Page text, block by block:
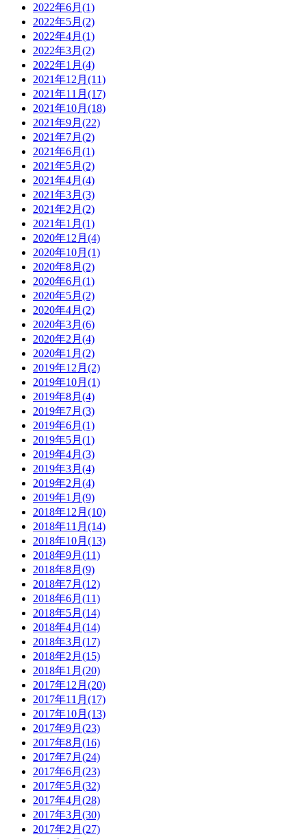
2022年6月(1)
2022年5月(2)
2022年4月(1)
2022年3月(2)
2022年1月(4)
2021年12月(11)
2021年11月(17)
2021年10月(18)
2021年9月(22)
2021年7月(2)
2021年6月(1)
2021年5月(2)
2021年4月(4)
2021年3月(3)
2021年2月(2)
2021年1月(1)
2020年12月(4)
2020年10月(1)
2020年8月(2)
2020年6月(1)
2020年5月(2)
2020年4月(2)
2020年3月(6)
2020年2月(4)
2020年1月(2)
2019年12月(2)
2019年10月(1)
2019年8月(4)
2019年7月(3)
2019年6月(1)
2019年5月(1)
2019年4月(3)
2019年3月(4)
2019年2月(4)
2019年1月(9)
2018年12月(10)
2018年11月(14)
2018年10月(13)
2018年9月(11)
2018年8月(9)
2018年7月(12)
2018年6月(11)
2018年5月(14)
2018年4月(14)
2018年3月(17)
2018年2月(15)
2018年1月(20)
2017年12月(20)
2017年11月(17)
2017年10月(13)
2017年9月(23)
2017年8月(16)
2017年7月(24)
2017年6月(23)
2017年5月(32)
2017年4月(28)
2017年3月(30)
2017年2月(27)